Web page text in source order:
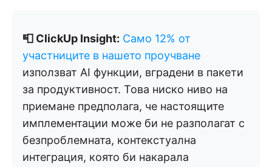
📮 ClickUp Insight: Само 12% от
участниците в нашето проучване
използват AI функции, вградени в пакети
за продуктивност. Това ниско ниво на
приемане предполага, че настоящите
имплементации може би не разполагат с
безпроблемната, контекстуална
интеграция, която би накарала